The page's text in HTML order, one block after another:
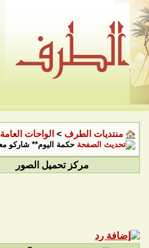
منتديات الطرف > الواحات العامة
حكمة اليوم** شاركو
مركز تحميل الصور